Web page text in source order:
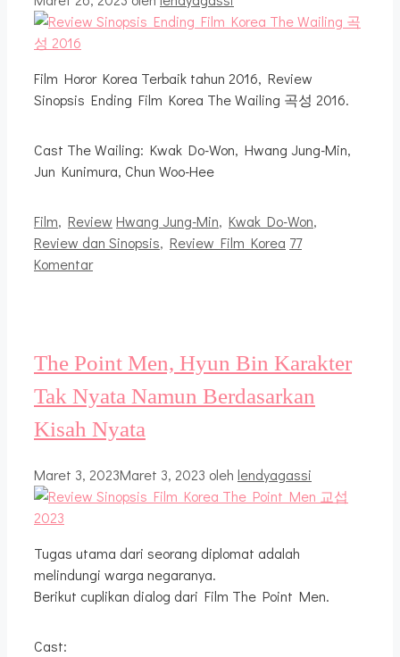
Film Horor Korea Terbaik tahun 2016, Review
Sinopsis Ending Film Korea The Wailing 곡성 2016.
Cast The Wailing: Kwak Do-Won, Hwang Jung-Min,
Jun Kunimura, Chun Woo-Hee
Kategori
Film, Review Tag
Hwang Jung-Min, Kwak Do-Won,
Review dan Sinopsis, Review Film Korea 77
Komentar
The Point Men, Hyun Bin Karakter
Tak Nyata Namun Berdasarkan
Kisah Nyata
Maret 3, 2023Maret 3, 2023 oleh lendyagassi
Tugas utama dari seorang diplomat adalah
melindungi warga negaranya.
Berikut cuplikan dialog dari Film The Point Men.
Cast: